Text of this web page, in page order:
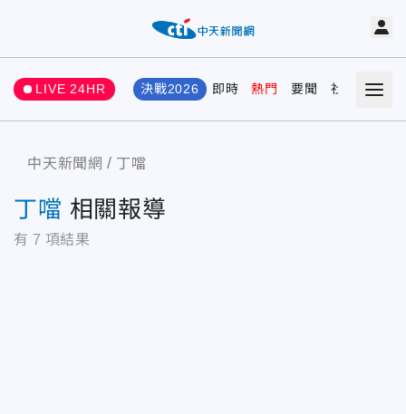
LIVE 24HR 決戰2026 即時 熱門 要聞 社會 娛樂
中天新聞網 丁噹
丁噹 相關報導
有 7 項結果